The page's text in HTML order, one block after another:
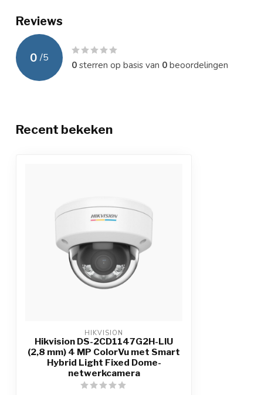
Reviews
0 /5
0sterren op basis van 0beoordelingen
Recent bekeken
HIKVISION
Hikvision DS-2CD1147G2H-LIU
(2,8 mm) 4 MP ColorVu met Smart
Hybrid Light Fixed Dome-
netwerkcamera